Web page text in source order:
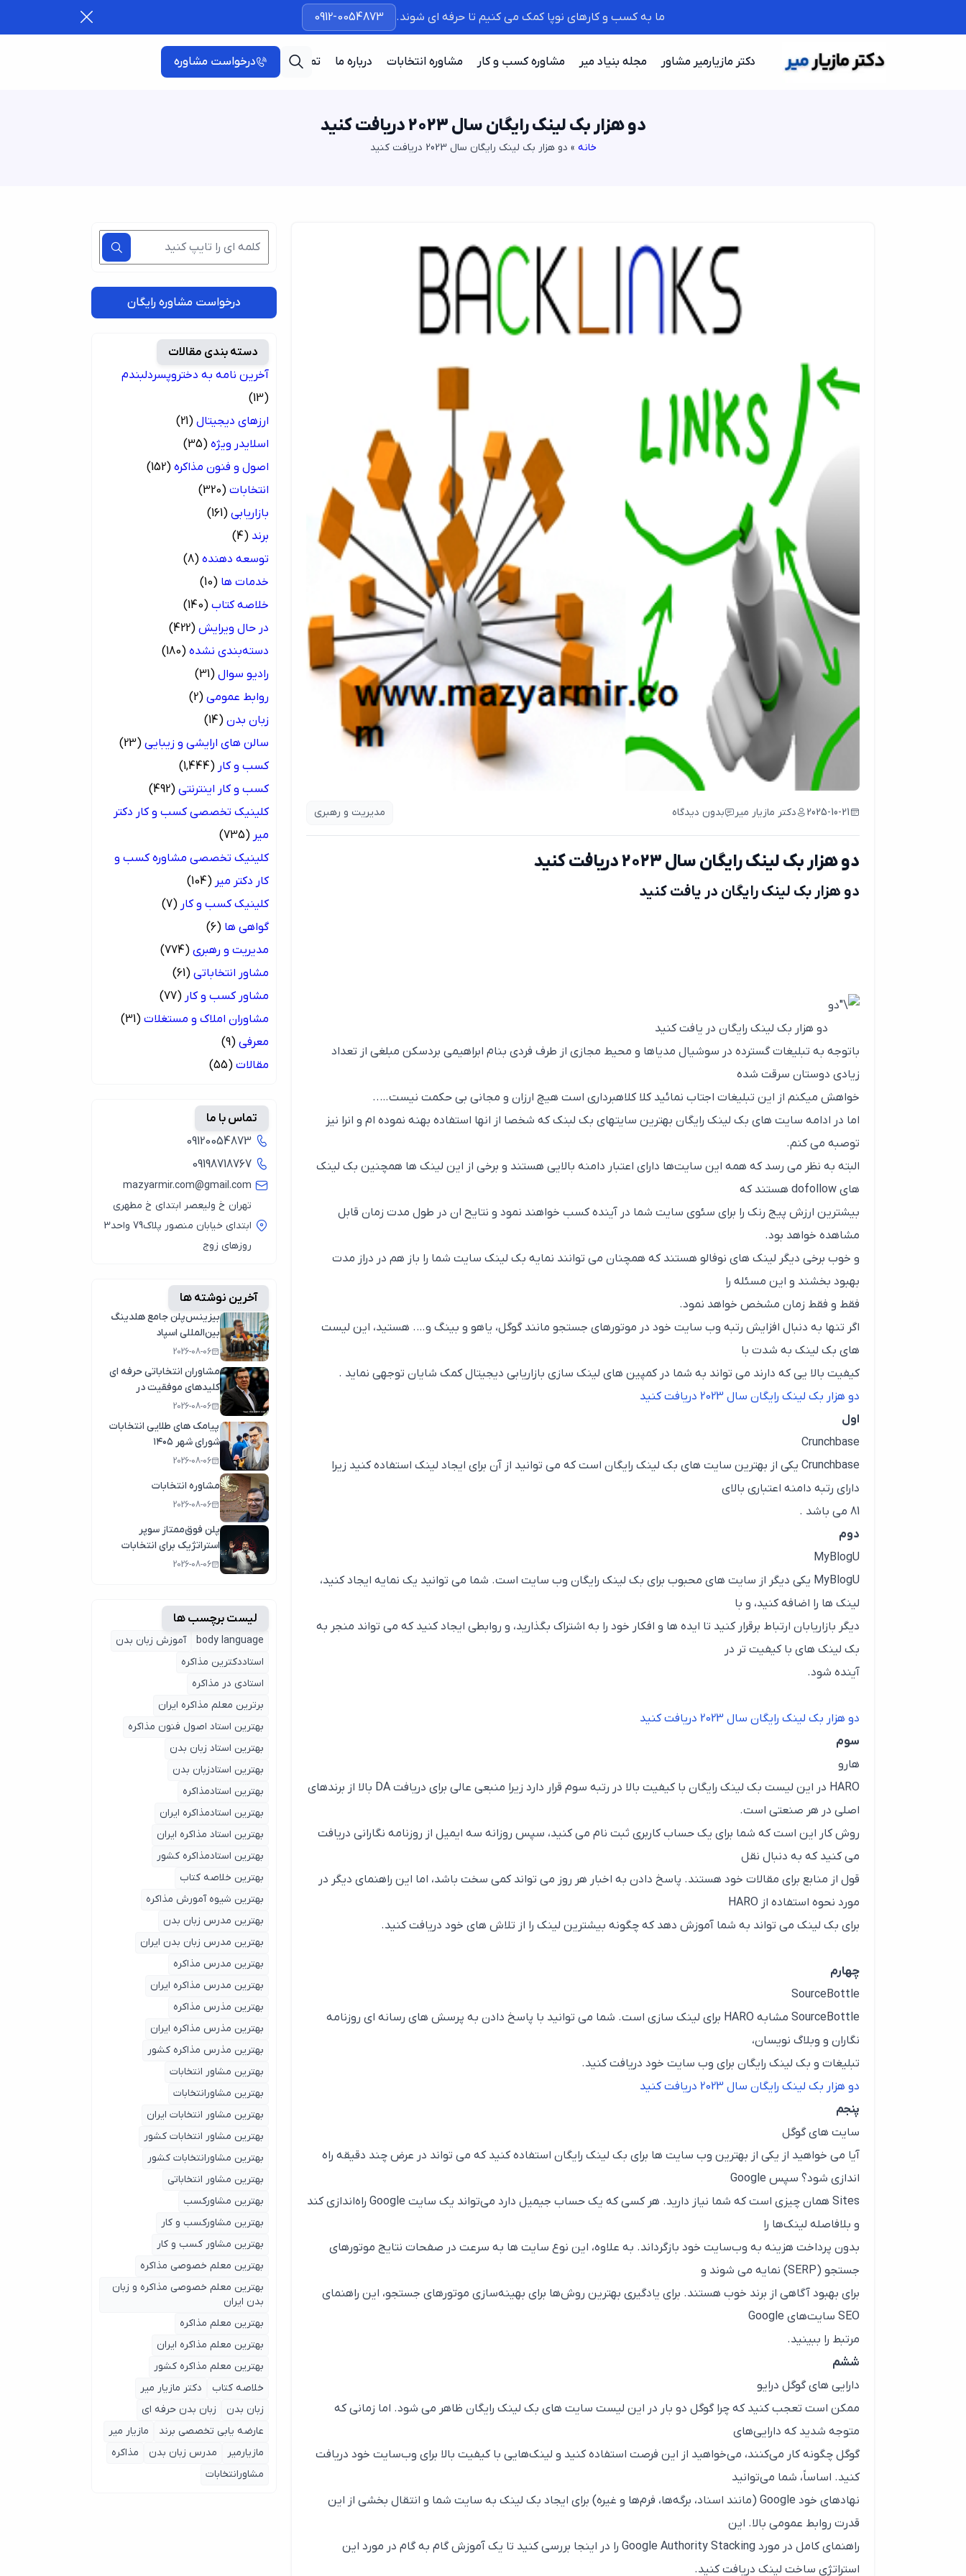
ما به کسب و کارهای نوپا کمک می کنیم تا حرفه ای شوند. 0912-0054873
دکتر مازیارمیر مشاور مجله بنیاد میر مشاوره کسب و کار مشاوره انتخابات درباره ما تماس با ما درخواست مشاوره
دو هزار بک لینک رایگان سال 2023 دریافت کنید
خانه » دو هزار بک لینک رایگان سال 2023 دریافت کنید
2025-10-21 دکتر مازیار میر بدون دیدگاه مدیریت و رهبری
دو هزار بک لینک رایگان سال 2023 دریافت کنید
دو هزار بک لینک رایگان در یافت کنید
دو هزار بک لینک رایگان در یافت کنید
باتوجه به تبلیغات گسترده در سوشیال مدیاها و محیط مجازی از طرف فردی بنام ابراهیمی بردسکن مبلغی از تعداد
زیادی دوستان سرقت شده
خواهش میکنم از این تبلیغات اجتاب نمائید کلا کلاهبرداری است هیچ ارزان و مجانی بی حکمت نیست…..
اما در ادامه سایت های بک لینک رایگان بهترین سایتهای بک لبنک که شخصا از انها استفاده بهنه نموده ام و انرا نیز
توصبه می کنم.
البته به نظر می رسد که همه این سایت‌ها دارای اعتبار دامنه بالایی هستند و برخی از این لینک ها همچنین بک لینک
های dofollow هستند که
بیشترین ارزش پیج رنک را برای سئوی سایت شما در آینده کسب خواهند نمود و نتایح ان در طول مدت زمان قابل
مشاهده خواهد بود.
و خوب برخی دیگر لینک های نوفالو هستند که همچنان می توانند نمایه بک لینک سایت شما را باز هم در دراز مدت
بهبود بخشند و این مسئله را
فقط و فقط زمان مشخص خواهد نمود.
اگر تنها به دنبال افزایش رتبه وب سایت خود در موتورهای جستجو مانند گوگل، یاهو و بینگ و…. هستید، این لیست
های بک لینک به شدت با
کیفیت بالا یی که دارند می تواند به شما در کمپین های لینک سازی بازاریابی دیجیتال کمک شایان توجهی نماید .
دو هزار بک لینک رایگان سال 2023 دریافت کنید
اول
Crunchbase
Crunchbase یکی از بهترین سایت های بک لینک رایگان است که می توانید از آن برای ایجاد لینک استفاده کنید زیرا
دارای رتبه دامنه اعتباری بالای
81 می باشد .
دوم
MyBlogU
MyBlogU یکی دیگر از سایت های محبوب برای بک لینک رایگان وب سایت است. شما می توانید یک نمایه ایجاد کنید،
لینک ها را اضافه کنید، و با
دیگر بازاریابان ارتباط برقرار کنید تا ایده ها و افکار خود را به اشتراک بگذارید، و روابطی ایجاد کنید که می تواند منجر به
بک لینک های با کیفیت تر در
آینده شود.
دو هزار بک لینک رایگان سال 2023 دریافت کنید
سوم
هارو
HARO در این لیست بک لینک رایگان با کیفیت بالا در رتبه سوم قرار دارد زیرا منبعی عالی برای دریافت DA بالا از برندهای
اصلی در هر صنعتی است.
روش کار این است که شما برای یک حساب کاربری ثبت نام می کنید، سپس روزانه سه ایمیل از روزنامه نگارانی دریافت
می کنید که به دنبال نقل
قول از منابع برای مقالات خود هستند. پاسخ دادن به اخبار هر روز می تواند کمی سخت باشد، اما این راهنمای دیگر در
مورد نحوه استفاده از HARO
برای بک لینک می تواند به شما آموزش دهد که چگونه بیشترین لینک را از تلاش های خود دریافت کنید.
چهارم
SourceBottle
SourceBottle مشابه HARO برای لینک سازی است. شما می توانید با پاسخ دادن به پرسش های رسانه ای روزنامه
نگاران و وبلاگ نویسان،
تبلیغات و بک لینک رایگان برای وب سایت خود دریافت کنید.
دو هزار بک لینک رایگان سال 2023 دریافت کنید
پنجم
سایت های گوگل
آیا می خواهید از یکی از بهترین وب سایت ها برای بک لینک رایگان استفاده کنید که می تواند در عرض چند دقیقه راه
اندازی شود؟ سپس Google
Sites همان چیزی است که شما نیاز دارید. هر کسی که یک حساب جیمیل دارد می‌تواند یک سایت Google راه‌اندازی کند
و بلافاصله لینک‌ها را
بدون پرداخت هزینه به وب‌سایت خود بازگرداند. به علاوه، این نوع سایت ها به سرعت در صفحات نتایج موتورهای
جستجو (SERP) نمایه می شوند و
برای بهبود آگاهی از برند خوب هستند. برای یادگیری بهترین روش‌ها برای بهینه‌سازی موتورهای جستجو، این راهنمای
SEO سایت‌های Google
مرتبط را ببینید.
ششم
دارایی های گوگل درایو
ممکن است تعجب کنید که چرا گوگل دو بار در این لیست سایت های بک لینک رایگان ظاهر می شود. اما زمانی که
متوجه شدید که دارایی‌های
گوگل چگونه کار می‌کنند، می‌خواهید از این فرصت استفاده کنید و لینک‌هایی با کیفیت بالا برای وب‌سایت خود دریافت
کنید. اساساً، شما می‌توانید
نهادهای خود Google (مانند اسناد، برگه‌ها، فرم‌ها و غیره) برای ایجاد بک لینک به سایت شما و انتقال بخشی از این
قدرت روابط عمومی بالا. این
راهنمای کامل در مورد Google Authority Stacking را در اینجا بررسی کنید تا یک آموزش گام به گام در مورد این
استراتژی ساخت لینک دریافت کنید.
درخواست مشاوره رایگان
دسته بندی مقالات
آخرین نامه به دختروپسردلبندم
(13)
ارزهای دیجیتال (21)
اسلایدر ویژه (35)
اصول و فنون مذاکره (152)
انتخابات (320)
بازاریابی (161)
برند (4)
توسعه دهنده (8)
خدمات ها (10)
خلاصه کتاب (140)
در حال ویرایش (422)
دسته‌بندی نشده (180)
رادیو سوال (31)
روابط عمومی (2)
زبان بدن (14)
سالن های ارایشی و زیبایی (23)
کسب و کار (1,444)
کسب و کار اینترنتی (492)
کلینیک تخصصی کسب و کار دکتر
میر (735)
کلینیک تخصصی مشاوره کسب و
کار دکتر میر (104)
کلینیک کسب و کار (7)
گواهی ها (6)
مدیریت و رهبری (774)
مشاور انتخاباتی (61)
مشاور کسب و کار (77)
مشاوران املاک و مستغلات (31)
معرفی (9)
مقالات (55)
تماس با ما
09120054873
09198718767
mazyarmir.com@gmail.com
تهران خ ولیعصر ابتدای خ مطهری
ابتدای خیابان منصور پلاک79 واحد3
روزهای زوج
آخرین نوشته ها
بیزینس‌پلن جامع هلدینگ
بین‌المللی اسپاد
2026-08-06
مشاوران انتخاباتی حرفه ای
کلیدهای موفقیت در
انتخابات سال1404
2026-08-06
پیامک های طلایی انتخابات
شورای شهر ۱۴۰۵
2026-08-06
مشاوره انتخابات
2026-08-06
پلن فوق‌ممتاز سوپر
استراتژیک برای انتخابات
2026-08-06
لیست برچسب ها
body language
آموزش زبان بدن
استاددکترین مذاکره
استادی در مذاکره
برترین معلم مذاکره ایران
بهترین استاد اصول ‌فنون مذاکره
بهترین استاد زبان بدن
بهترین استادزبان بدن
بهترین استادمذاکره
بهترین استادمذاکره ایران
بهترین استاد مذاکره ایران
بهترین استادمذاکره کشور
بهترین خلاصه کتاب
بهترین شیوه آمورش مذاکره
بهترین مدرس زبان بدن
بهترین مدرس زبان بدن ایران
بهترین مدرس مذاکره
بهترین مدرس مذاکره ایران
بهترین مذرس مذاکره
بهترین مذرس مذاکره ایران
بهترین مذرس مذاکره کشور
بهترین مشاور انتخابات
بهترین مشاورانتخابات
بهترین مشاور انتخابات ایران
بهترین مشاور انتخابات کشور
بهترین مشاورانتخابات کشور
بهترین مشاور انتخاباتی
بهترین مشاورکسب
بهترین مشاورکسب و کار
بهترین مشاور کسب و کار
بهترین معلم خصوصی مذاکره
بهترین معلم خصوصی مذاکره و زبان
بدن ایران
بهترین معلم مذاکره
بهترین معلم مذاکره ایران
بهترین معلم مذاکره کشور
خلاصه کتاب
دکتر مازیار میر
زبان بدن
زبان بدن حرفه ای
عارضه یابی تخصصی برند
مازیار میر
مازیارمیر
مدرس زبان بدن
مذاکره
مشاورانتخابات